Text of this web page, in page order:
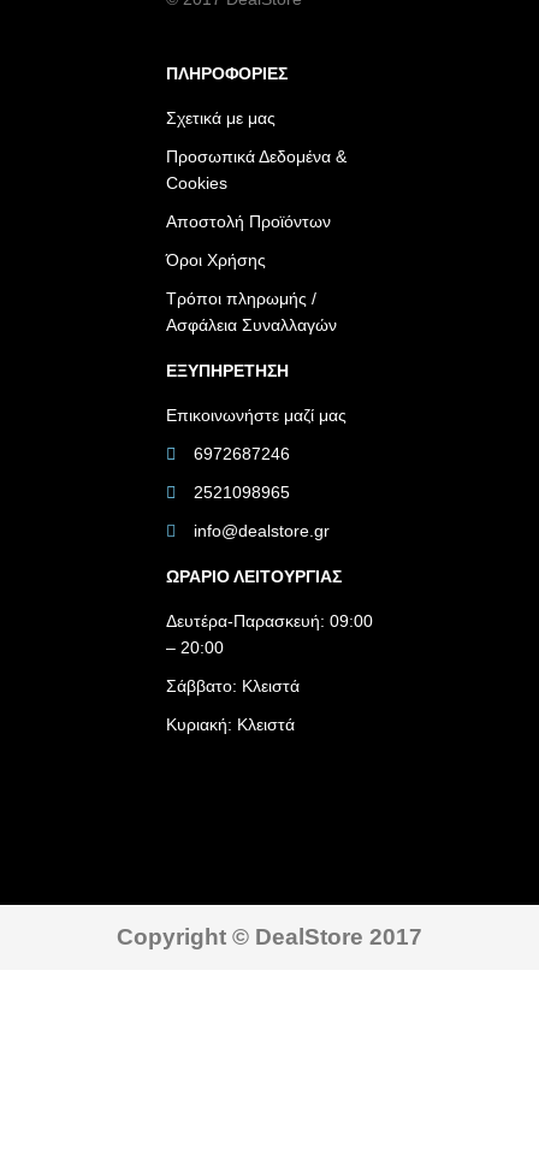
ΠΛΗΡΟΦΟΡΙΕΣ
Σχετικά με μας
Προσωπικά Δεδομένα &
Cookies
Αποστολή Προϊόντων
Όροι Χρήσης
Τρόποι πληρωμής /
Ασφάλεια Συναλλαγών
ΕΞΥΠΗΡΕΤΗΣΗ
Επικοινωνήστε μαζί μας
6972687246
2521098965
info@dealstore.gr
ΩΡΑΡΙΟ ΛΕΙΤΟΥΡΓΙΑΣ​
Δευτέρα-Παρασκευή: 09:00
– 20:00
Σάββατο: Κλειστά
Κυριακή: Κλειστά
Copyright © DealStore 2017